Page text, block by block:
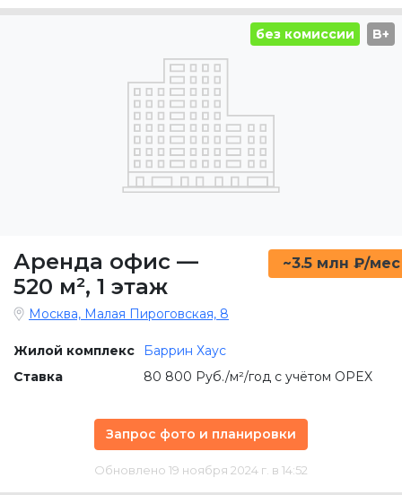
без комиссии B+
Аренда офис —
520 м², 1 этаж
~3.5 млн ₽/мес
Москва, Малая Пироговская, 8
Жилой комплекс
Баррин Хаус
Ставка
80 800 Руб./м²/год с учётом OPEX
Запрос фото и планировки
Обновлено 19 ноября 2024 г. в 14:52